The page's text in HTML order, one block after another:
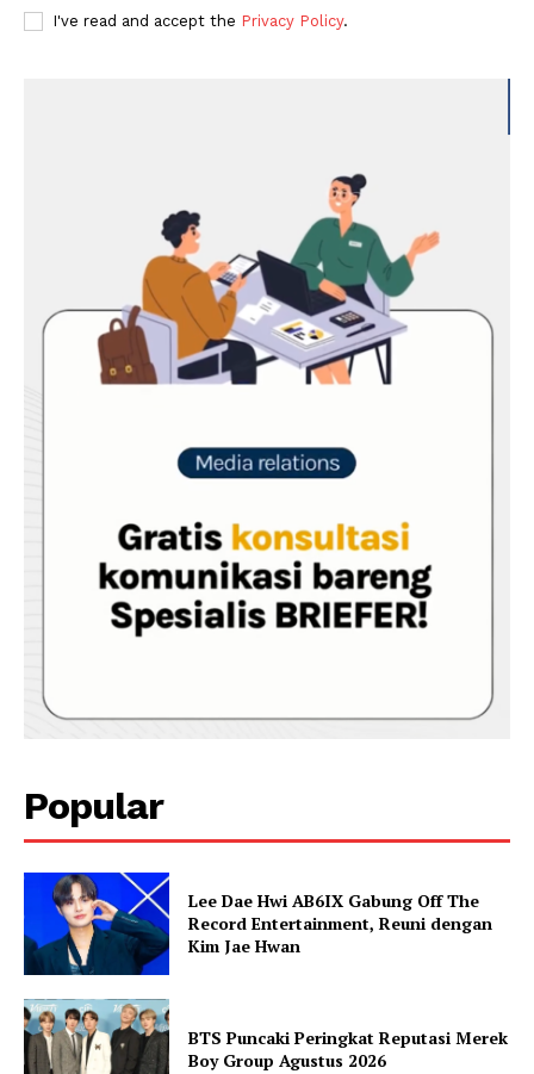
I've read and accept the Privacy Policy.
Popular
Lee Dae Hwi AB6IX Gabung Off The
Record Entertainment, Reuni dengan
Kim Jae Hwan
BTS Puncaki Peringkat Reputasi Merek
Boy Group Agustus 2026